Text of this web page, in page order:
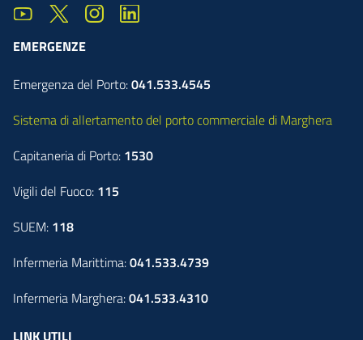
EMERGENZE
Emergenza del Porto:041.533.4545
Sistema di allertamento del porto commerciale di Marghera
Capitaneria di Porto: 1530
Vigili del Fuoco: 115
SUEM: 118
Infermeria Marittima:041.533.4739
Infermeria Marghera:041.533.4310
LINK UTILI